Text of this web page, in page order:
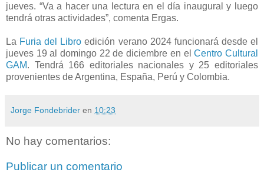
jueves. “Va a hacer una lectura en el día inaugural y luego
tendrá otras actividades”, comenta Ergas.
La Furia del Libro edición verano 2024 funcionará desde el
jueves 19 al domingo 22 de diciembre en elCentro Cultural
GAM. Tendrá 166 editoriales nacionales y 25 editoriales
provenientes de Argentina, España, Perú y Colombia.
Jorge Fondebrider en 10:23
No hay comentarios:
Publicar un comentario